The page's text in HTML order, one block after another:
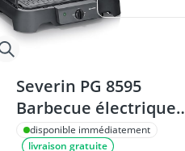
Severin PG 8595
Barbecue électrique
de table – grille en
disponible immédiatement
livraison gratuite